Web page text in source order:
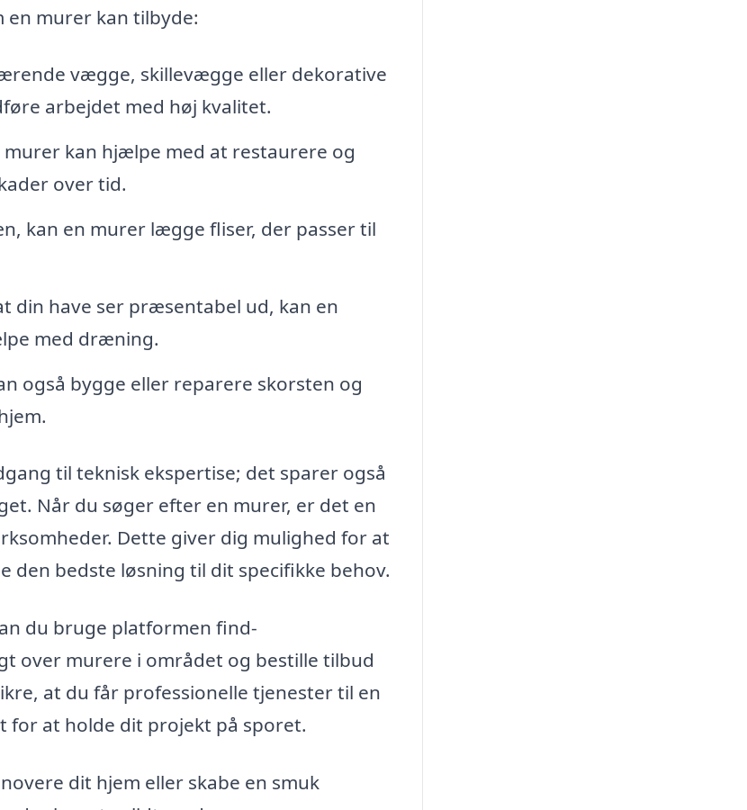
en murer kan tilbyde:
vægge, skillevægge eller dekorative
arbejdet med høj kvalitet.
murer kan hjælpe med at restaurere og
over tid.
kan en murer lægge fliser, der passer til
din have ser præsentabel ud, kan en
med dræning.
også bygge eller reparere skorsten og
til teknisk ekspertise; det sparer også
Når du søger efter en murer, er det en
Dette giver dig mulighed for at
den bedste løsning til dit specifikke behov.
du bruge platformen find-
over murere i området og bestille tilbud
at du får professionelle tjenester til en
at holde dit projekt på sporet.
dit hjem eller skabe en smuk